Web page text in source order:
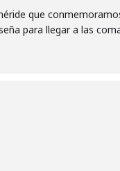
que
para llegar a las